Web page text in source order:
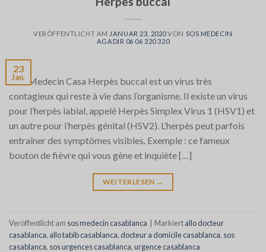
VERÖFFENTLICHT AM JANUAR 23, 2020VON SOS MEDECIN
AGADIR 06 06 320 320
23
Jan.
SOS Medecin Casa Herpès buccal est un virus très
contagieux qui reste à vie dans l’organisme. Il existe un virus
pour l’herpès labial, appelé Herpès Simplex Virus 1 (HSV1) et
un autre pour l’herpès génital (HSV2). L’herpès peut parfois
entraîner des symptômes visibles. Exemple : ce fameux
bouton de fièvre qui vous gène et inquiète […]
WEITERLESEN →
Veröffentlicht am sos medecin casablanca | Markiertallo docteur
casablanca, allo tabib casablanca, docteur a domicile casablanca, sos
casablanca, sos urgences casablanca,urgence casablanca